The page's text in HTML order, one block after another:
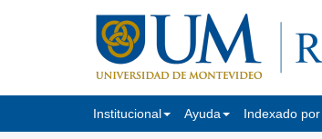
Institucional Ayuda Indexado por